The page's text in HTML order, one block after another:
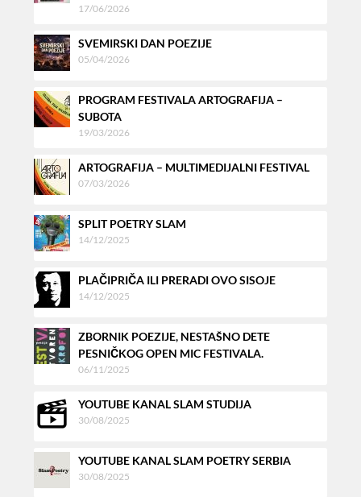
17/06/2026
SVEMIRSKI DAN POEZIJE
05/04/2026
PROGRAM FESTIVALA ARTOGRAFIJA –
SUBOTA
19/03/2026
ARTOGRAFIJA – MULTIMEDIJALNI FESTIVAL
07/03/2026
SPLIT POETRY SLAM
14/12/2025
PLAČIPRIČA ILI PRERADI OVO SISOJE
14/12/2025
ZBORNIK POEZIJE, NESTAŠNO DETE
PESNIČKOG OPEN MIC FESTIVALA.
06/11/2025
YOUTUBE KANAL SLAM STUDIJA
30/08/2025
YOUTUBE KANAL SLAM POETRY SERBIA
30/08/2025